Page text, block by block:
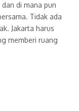
di mana pun
Tidak ada
Jakarta harus
memberi ruang